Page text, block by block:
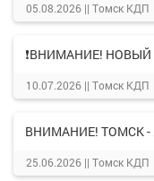
05.08.2026 || Томск КДП
❗ВНИМАНИЕ!
10.07.2026 || Томск КДП
ВНИМАНИЕ! ТОМСК -
25.06.2026 || Томск КДП